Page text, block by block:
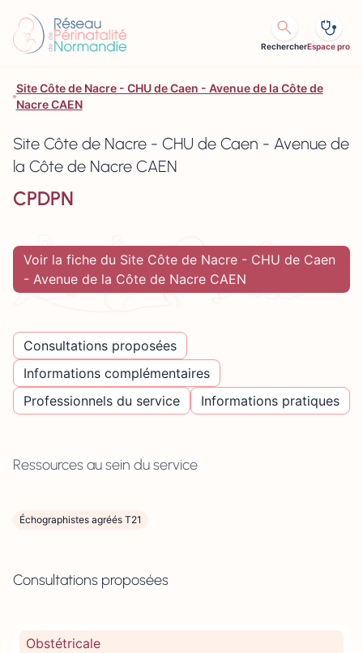
RechercherEspace pro
Site Côte de Nacre - CHU de Caen - Avenue de la Côte de
Nacre CAEN
Site Côte de Nacre - CHU de Caen - Avenue de
la Côte de Nacre CAEN
CPDPN
Voir la fiche du Site Côte de Nacre - CHU de Caen
- Avenue de la Côte de Nacre CAEN
Consultations proposées
Informations complémentaires
Professionnels du service
Informations pratiques
Ressources au sein du service
Échographistes agréés T21
Consultations proposées
Obstétricale